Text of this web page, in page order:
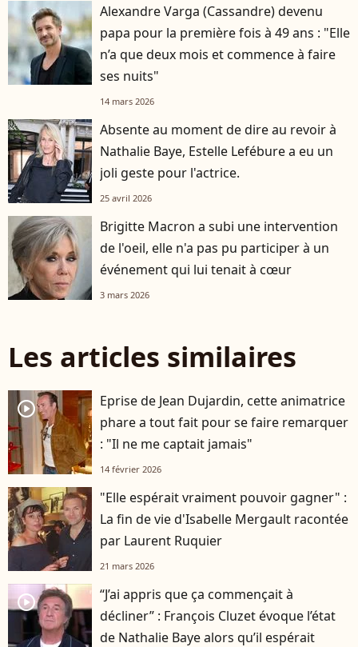
Alexandre Varga (Cassandre) devenu
papa pour la première fois à 49 ans : "Elle
n’a que deux mois et commence à faire
ses nuits"
14 mars 2026
Absente au moment de dire au revoir à
Nathalie Baye, Estelle Lefébure a eu un
joli geste pour l'actrice.
25 avril 2026
Brigitte Macron a subi une intervention
de l'oeil, elle n'a pas pu participer à un
événement qui lui tenait à cœur
3 mars 2026
Les articles similaires
player2
Eprise de Jean Dujardin, cette animatrice
phare a tout fait pour se faire remarquer
: "Il ne me captait jamais"
14 février 2026
"Elle espérait vraiment pouvoir gagner" :
La fin de vie d'Isabelle Mergault racontée
par Laurent Ruquier
21 mars 2026
player2
“J’ai appris que ça commençait à
décliner” : François Cluzet évoque l’état
de Nathalie Baye alors qu’il espérait